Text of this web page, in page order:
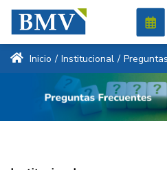
Inicio / Institucional /